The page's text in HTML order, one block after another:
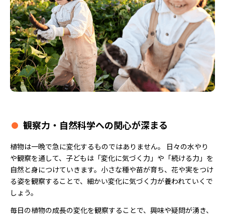
観察力・自然科学への関心が深まる
植物は一晩で急に変化するものではありません。 日々の水やり
や観察を通して、子どもは「変化に気づく力」や「続ける力」を
自然と身につけていきます。小さな種や苗が育ち、花や実をつけ
る姿を観察することで、細かい変化に気づく力が養われていくで
しょう。
毎日の植物の成長の変化を観察することで、興味や疑問が湧き、